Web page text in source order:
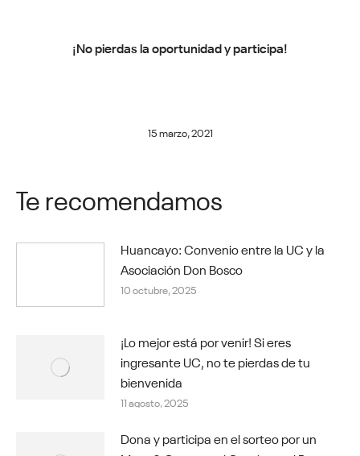
¡No pierdas la oportunidad y participa!
15 marzo, 2021
Te recomendamos
Huancayo: Convenio entre la UC y la
Asociación Don Bosco
10 octubre, 2025
¡Lo mejor está por venir! Si eres
ingresante UC, no te pierdas de tu
bienvenida
11 agosto, 2025
Dona y participa en el sorteo por un